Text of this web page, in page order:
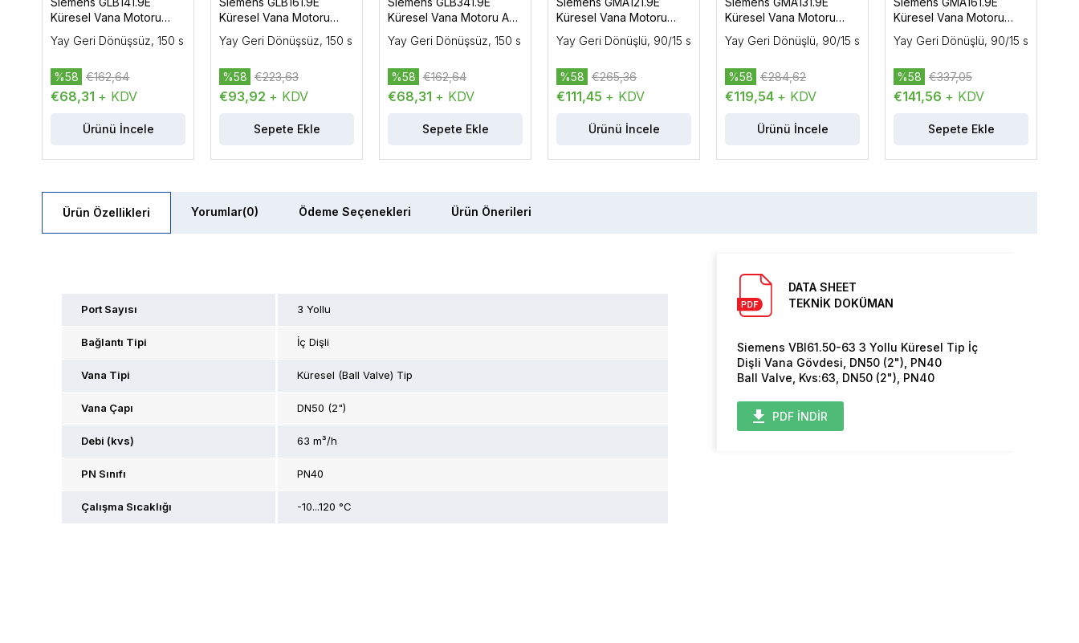
Küresel Vana Motoru
Yüzer Kontrol, 10 Nm
Yay Geri Dönüşsüz, 150 s
€68,31 + KDV
%58 €162,64
Ürünü İncele
Küresel Vana Motoru
V, Oransal Kontrol, 10 Nm
Yay Geri Dönüşsüz, 150 s
€93,92 + KDV
%58 €223,63
Sepete Ekle
Küresel Vana Motoru AC
Kontrol, 10 Nm
Yay Geri Dönüşsüz, 150 s
€68,31 + KDV
%58 €162,64
Sepete Ekle
Küresel Vana Motoru
Nm
Yay Geri Dönüşlü, 90/15 s
€111,45 + KDV
%58 €265,36
Ürünü İncele
Küresel Vana Motoru
Kontrol, 7 Nm
Yay Geri Dönüşlü, 90/15 s
€119,54 + KDV
%58 €284,62
Ürünü İncele
Küresel Vana Motoru
Oransal Kontrol, 7 Nm
Yay Geri Dönüşlü, 90/15 s
€141,56 + KDV
%58 €337,05
Sepete Ekle
Ürün Özellikleri Yorumlar(0) Ödeme Seçenekleri Ürün Önerileri
DATA SHEET
TEKNİK DOKÜMAN
Siemens VBI61.50-63 3 Yollu Küresel Tip İç
Dişli Vana Gövdesi, DN50 (2"), PN40
Ball Valve, Kvs:63, DN50 (2"), PN40
PDF İNDİR
Port Sayısı 3 Yollu
Bağlantı Tipi İç Dişli
Vana Tipi Küresel (Ball Valve) Tip
Vana Çapı DN50 (2")
Debi (kvs) 63 m³/h
PN Sınıfı PN40
Çalışma Sıcaklığı -10...120 °C